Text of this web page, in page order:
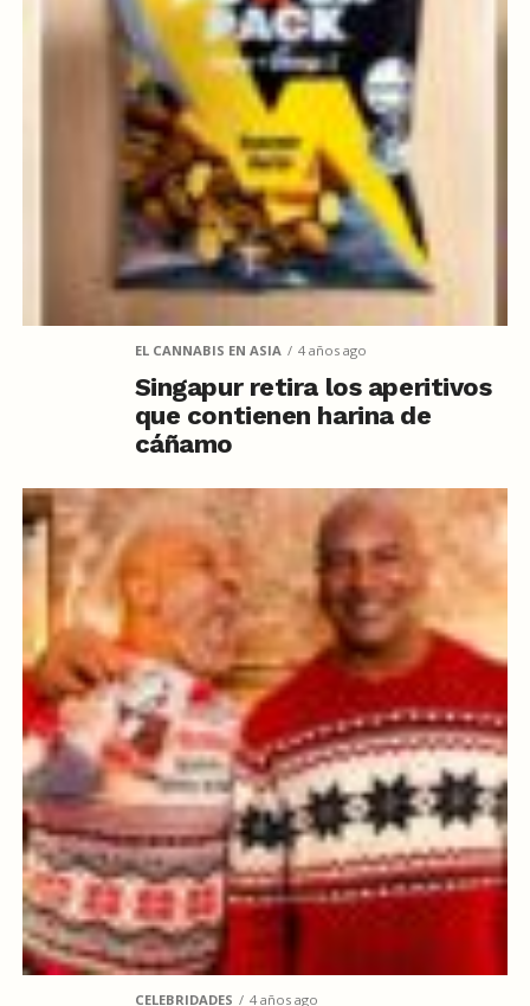
EL CANNABIS EN ASIA 4 años ago
Singapur retira los aperitivos
que contienen harina de
cáñamo
CELEBRIDADES 4 años ago